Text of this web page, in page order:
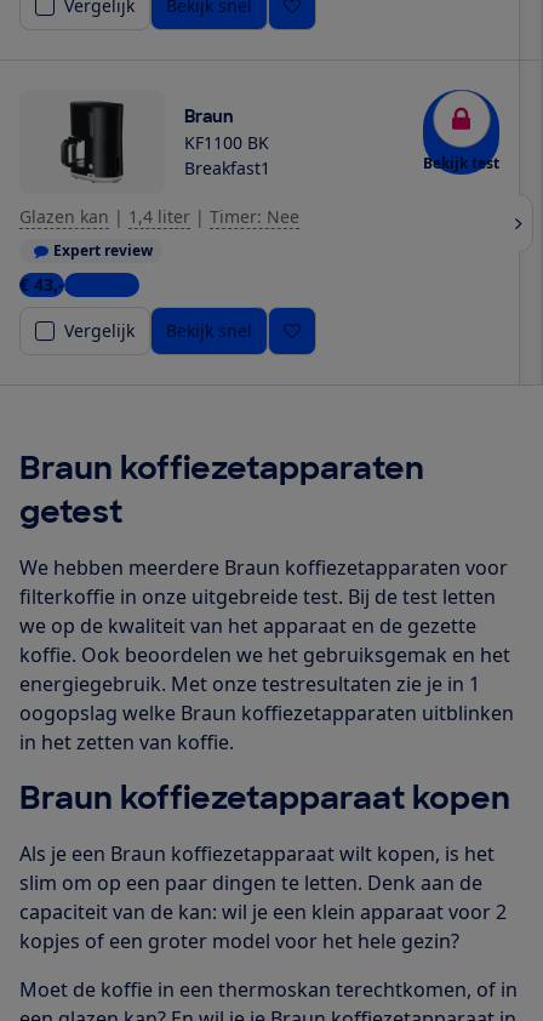
Vergelijk Bekijk snel
Braun
KF1100 BK
Breakfast1
Bekijk test
Glazen kan | 1,4 liter | Timer: Nee
Expert review
€ 43,-2 winkels
Vergelijk
Bekijk snel
Braun koffiezetapparaten
getest
We hebben meerdere Braun koffiezetapparaten voor
filterkoffie in onze uitgebreide test. Bij de test letten
we op de kwaliteit van het apparaat en de gezette
koffie. Ook beoordelen we het gebruiksgemak en het
energiegebruik. Met onze testresultaten zie je in 1
oogopslag welke Braun koffiezetapparaten uitblinken
in het zetten van koffie.
Braun koffiezetapparaat kopen
Als je een Braun koffiezetapparaat wilt kopen, is het
slim om op een paar dingen te letten. Denk aan de
capaciteit van de kan: wil je een klein apparaat voor 2
kopjes of een groter model voor het hele gezin?
Moet de koffie in een thermoskan terechtkomen, of in